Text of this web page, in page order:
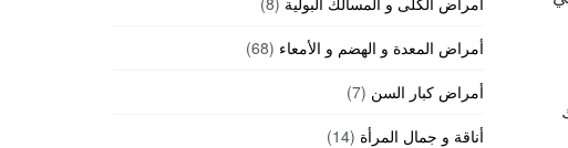
أمراض المعدة و الهضم و الأمعاء (68)
أمراض كبار السن (7)
أناقة و جمال المرأة (14)